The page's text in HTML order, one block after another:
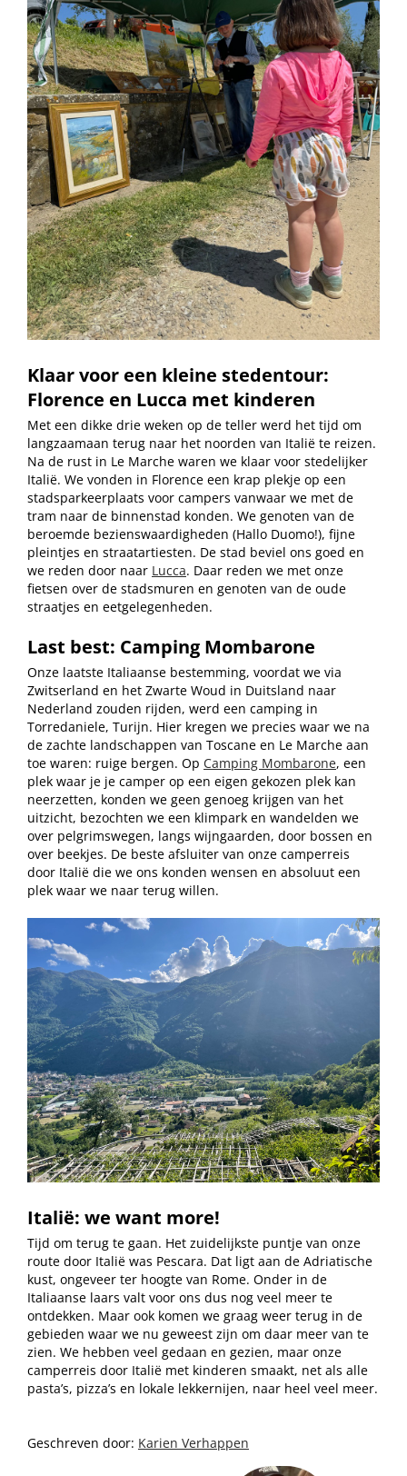
Klaar voor een kleine stedentour:
Florence en Lucca met kinderen
Met een dikke drie weken op de teller werd het tijd om
langzaamaan terug naar het noorden van Italië te reizen.
Na de rust in Le Marche waren we klaar voor stedelijker
Italië. We vonden in Florence een krap plekje op een
stadsparkeerplaats voor campers vanwaar we met de
tram naar de binnenstad konden. We genoten van de
beroemde bezienswaardigheden (Hallo Duomo!), fijne
pleintjes en straatartiesten. De stad beviel ons goed en
we reden door naar Lucca. Daar reden we met onze
fietsen over de stadsmuren en genoten van de oude
straatjes en eetgelegenheden.
Last best: Camping Mombarone
Onze laatste Italiaanse bestemming, voordat we via
Zwitserland en het Zwarte Woud in Duitsland naar
Nederland zouden rijden, werd een camping in
Torredaniele, Turijn. Hier kregen we precies waar we na
de zachte landschappen van Toscane en Le Marche aan
toe waren: ruige bergen. Op Camping Mombarone, een
plek waar je je camper op een eigen gekozen plek kan
neerzetten, konden we geen genoeg krijgen van het
uitzicht, bezochten we een klimpark en wandelden we
over pelgrimswegen, langs wijngaarden, door bossen en
over beekjes. De beste afsluiter van onze camperreis
door Italië die we ons konden wensen en absoluut een
plek waar we naar terug willen.
Italië: we want more!
Tijd om terug te gaan. Het zuidelijkste puntje van onze
route door Italië was Pescara. Dat ligt aan de Adriatische
kust, ongeveer ter hoogte van Rome. Onder in de
Italiaanse laars valt voor ons dus nog veel meer te
ontdekken. Maar ook komen we graag weer terug in de
gebieden waar we nu geweest zijn om daar meer van te
zien. We hebben veel gedaan en gezien, maar onze
camperreis door Italië met kinderen smaakt, net als alle
pasta’s, pizza’s en lokale lekkernijen, naar heel veel meer.
Geschreven door: Karien Verhappen